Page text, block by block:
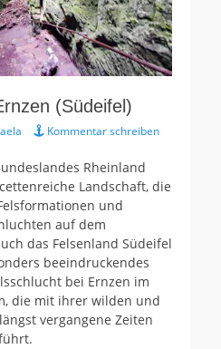
(Südeifel)
Kommentar schreiben
Rheinland
Landschaft, die
und
auf dem
das Felsenland Südeifel
beeindruckendes
bei Ernzen im
die mit ihrer wilden und
vergangene Zeiten